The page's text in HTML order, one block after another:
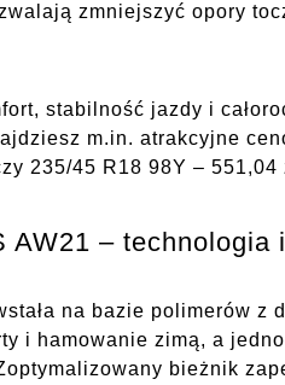
zmniejszyć opory
stabilność jazdy i
m.in. atrakcyjne
235/45 R18 98Y – 551,04
AW21 – technologia
na bazie polimerów
i hamowanie zimą, a
bieżnik